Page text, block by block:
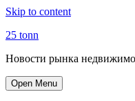
Skip to content
25 tonn
Новости рынка
Open Menu